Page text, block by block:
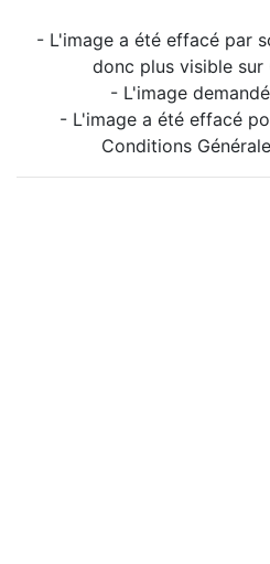
- L'image a été effacé par
donc plus visible sur
- L'image
- L'image a été effacé
Conditions